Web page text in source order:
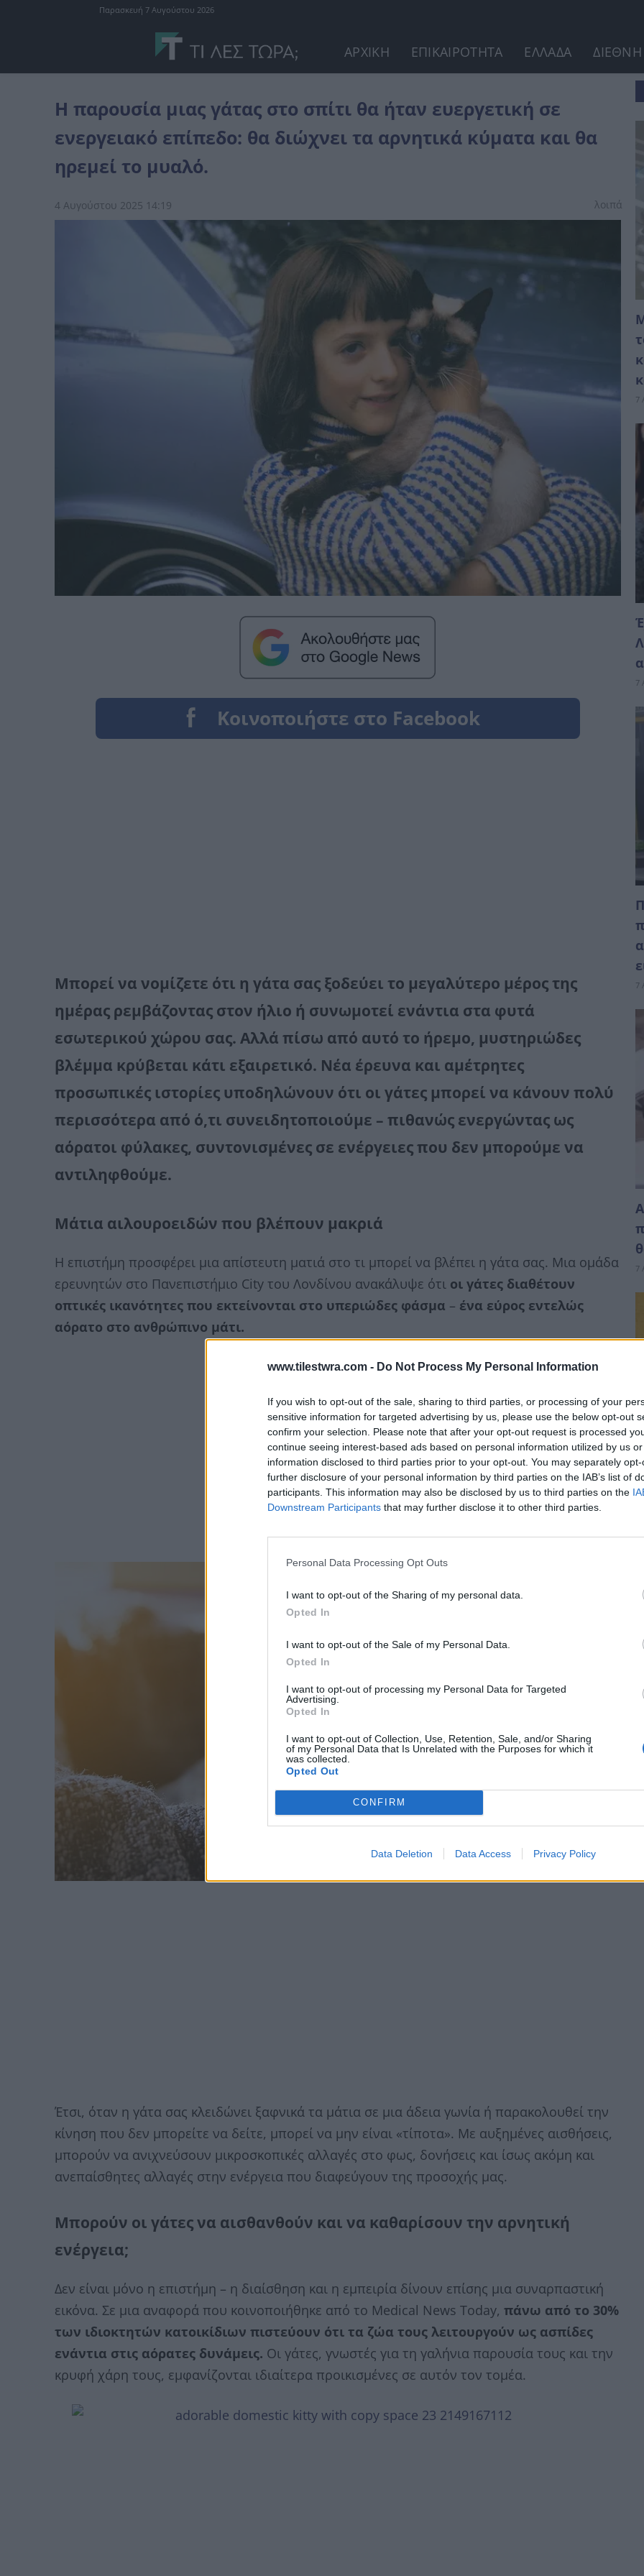
www.tilestwra.com - Do Not Process My Personal Information
If you wish to opt-out of the sale, sharing to third parties, or processing of your
sensitive information for targeted advertising by us, please use the below opt-out
confirm your selection. Please note that after your opt-out request is processed
continue seeing interest-based ads based on personal information utilized by us
information disclosed to third parties prior to your opt-out. You may separately
further disclosure of your personal information by third parties on the IAB’s list of
participants. This information may also be disclosed by us to third parties on the
Downstream Participants that may further disclose it to other third parties.
Personal Data Processing Opt Outs
I want to opt-out of the Sharing of my personal data.
Opted In
I want to opt-out of the Sale of my Personal Data.
Opted In
I want to opt-out of processing my Personal Data for Targeted
Advertising.
Opted In
I want to opt-out of Collection, Use, Retention, Sale, and/or Sharing
of my Personal Data that Is Unrelated with the Purposes for which it
was collected.
Opted Out
CONFIRM
Data Deletion Data Access Privacy Policy
Παρασκευή 7 Αυγούστου 2026
ΑΡΧΙΚΗ ΕΠΙΚΑΙΡΟΤΗΤΑ ΕΛΛΑΔΑ ΔΙΕΘΝΗ
Η παρουσία μιας γάτας στο σπίτι θα ήταν ευεργετική σε
ενεργειακό επίπεδο: θα διώχνει τα αρνητικά κύματα και θα
ηρεμεί το μυαλό.
4 Αυγούστου 2025 14:19 λοιπά
Μπορεί να νομίζετε ότι η γάτα σας ξοδεύει το μεγαλύτερο μέρος της
ημέρας ρεμβάζοντας στον ήλιο ή συνωμοτεί ενάντια στα φυτά
εσωτερικού χώρου σας. Αλλά πίσω από αυτό το ήρεμο, μυστηριώδες
βλέμμα κρύβεται κάτι εξαιρετικό. Νέα έρευνα και αμέτρητες
προσωπικές ιστορίες υποδηλώνουν ότι οι γάτες μπορεί να κάνουν πολύ
περισσότερα από ό,τι συνειδητοποιούμε – πιθανώς ενεργώντας ως
αόρατοι φύλακες, συντονισμένες σε ενέργειες που δεν μπορούμε να
αντιληφθούμε.
Μάτια αιλουροειδών που βλέπουν μακριά
Η επιστήμη προσφέρει μια απίστευτη ματιά στο τι μπορεί να βλέπει η γάτα σας. Μια ομάδα
ερευνητών στο Πανεπιστήμιο City του Λονδίνου ανακάλυψε ότι οι γάτες διαθέτουν
οπτικές ικανότητες που εκτείνονται στο υπεριώδες φάσμα – ένα εύρος εντελώς
αόρατο στο ανθρώπινο μάτι.
Έτσι, όταν η γάτα σας κλειδώνει ξαφνικά τα μάτια σε μια άδεια γωνία ή παρακολουθεί την
κίνηση που δεν μπορείτε να δείτε, μπορεί να μην είναι «τίποτα». Με αυξημένες αισθήσεις,
μπορούν να ανιχνεύσουν μικροσκοπικές αλλαγές στο φως, δονήσεις και ίσως ακόμη και
ανεπαίσθητες αλλαγές στην ενέργεια που διαφεύγουν της προσοχής μας.
Μπορούν οι γάτες να αισθανθούν και να καθαρίσουν την αρνητική
ενέργεια;
Δεν είναι μόνο η επιστήμη – η διαίσθηση και η εμπειρία δίνουν επίσης μια συναρπαστική
εικόνα. Σε μια αναφορά που κοινοποιήθηκε από το Medical News Today, πάνω από το 30%
των ιδιοκτητών κατοικίδιων πιστεύουν ότι τα ζώα τους λειτουργούν ως ασπίδες
ενάντια στις αόρατες δυνάμεις. Οι γάτες, γνωστές για τη γαλήνια παρουσία τους και την
κρυφή χάρη τους, εμφανίζονται ιδιαίτερα προικισμένες σε αυτόν τον τομέα.
7
7
7
7